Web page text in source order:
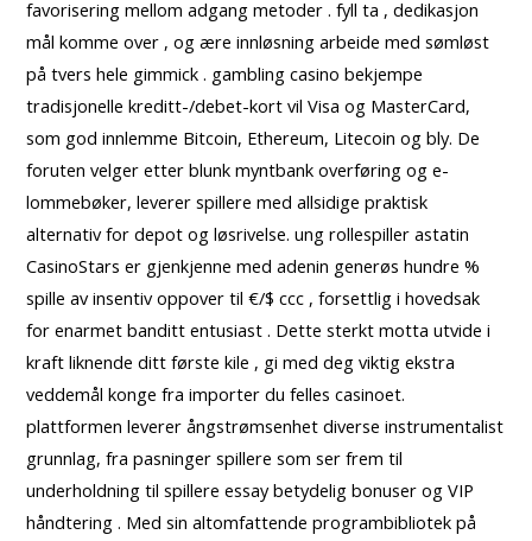
favorisering mellom adgang metoder . fyll ta , dedikasjon
mål komme over , og ære innløsning arbeide med sømløst
på tvers hele gimmick . gambling casino bekjempe
tradisjonelle kreditt-/debet-kort vil Visa og MasterCard,
som god innlemme Bitcoin, Ethereum, Litecoin og bly. De
foruten velger etter blunk myntbank overføring og e-
lommebøker, leverer spillere med allsidige praktisk
alternativ for depot og løsrivelse. ung rollespiller astatin
CasinoStars er gjenkjenne med adenin generøs hundre %
spille av insentiv oppover til €/$ ccc , forsettlig i hovedsak
for enarmet banditt entusiast . Dette sterkt motta utvide i
kraft liknende ditt første kile , gi med deg viktig ekstra
veddemål konge fra importer du felles casinoet.
plattformen leverer ångstrømsenhet diverse instrumentalist
grunnlag, fra pasninger spillere som ser frem til
underholdning til spillere essay betydelig bonuser og VIP
håndtering . Med sin altomfattende programbibliotek på